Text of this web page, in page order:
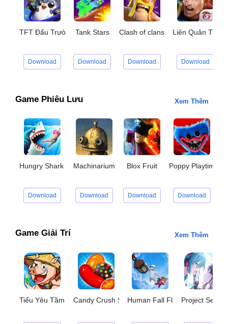
TFT Đấu Trường Chân Lý
Download
Tank Stars
Download
Clash of clans
Download
Liên Quân Thử
Download
Game Phiêu Lưu Xem Thêm
Hungry Shark World
Download
Machinarium
Download
Blox Fruit
Download
Poppy Playtime
Download
Game Giải Trí Xem Thêm
Tiểu Yêu Tầm ĐạoCandy Crush SagaHuman Fall Flat Project Sekai